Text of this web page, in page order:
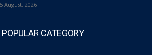
5 August, 2026
POPULAR CATEGORY